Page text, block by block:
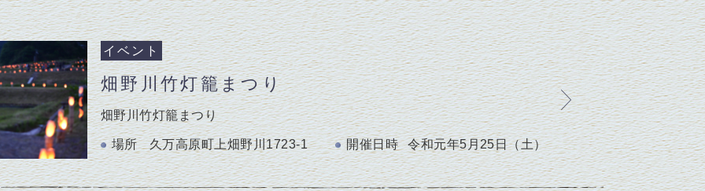
イベント
畑野川竹灯籠まつり
畑野川竹灯籠まつり
場所 久万高原町上畑野川1723-1 開催日時 令和元年5月25日（土）